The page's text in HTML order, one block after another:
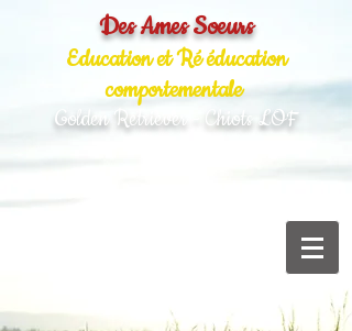
Des Ames Soeurs
Education et Ré éducation
comportementale
Golden Retriever - Chiots LOF